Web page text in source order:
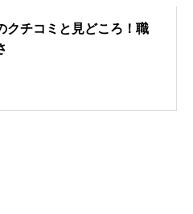
クチコミと見どころ！職